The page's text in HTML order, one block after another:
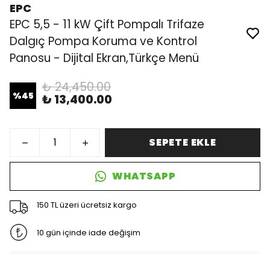
EPC
EPC 5,5 - 11 kW Çift Pompalı Trifaze
Dalgıç Pompa Koruma ve Kontrol
Panosu - Dijital Ekran,Türkçe Menü
%45
₺ 24,450.00
₺ 13,400.00
SEPETE EKLE
WHATSAPP
150 TL üzeri ücretsiz kargo
10 gün içinde iade değişim